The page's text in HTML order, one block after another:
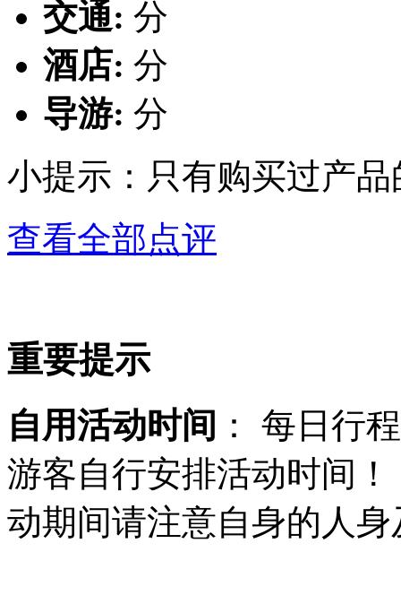
交通: 分
酒店: 分
导游: 分
小提示：只有购买过产
查看全部点评
重要提示
自用活动时间 ： 每日行
游客自行安排活动时间
动期间请注意自身的人